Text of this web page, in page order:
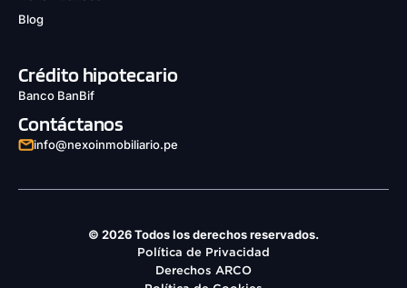
Blog
Crédito hipotecario
Banco BanBif
Contáctanos
info@nexoinmobiliario.pe
© 2026 Todos los derechos reservados.
Política de Privacidad
Derechos ARCO